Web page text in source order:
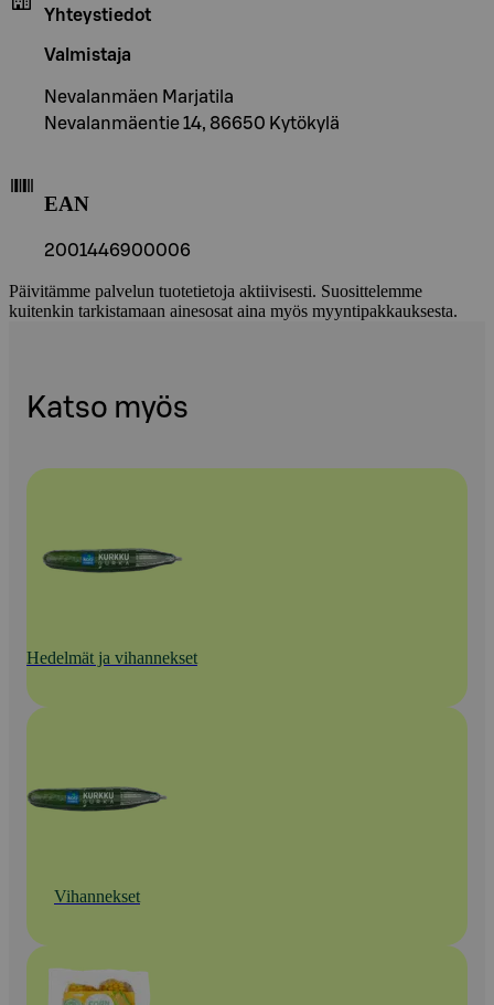
Yhteystiedot
Valmistaja
Nevalanmäen Marjatila
Nevalanmäentie 14, 86650 Kytökylä
EAN
2001446900006
Päivitämme palvelun tuotetietoja aktiivisesti. Suosittelemme
kuitenkin tarkistamaan ainesosat aina myös myyntipakkauksesta.
Katso myös
Hedelmät ja vihannekset
Vihannekset